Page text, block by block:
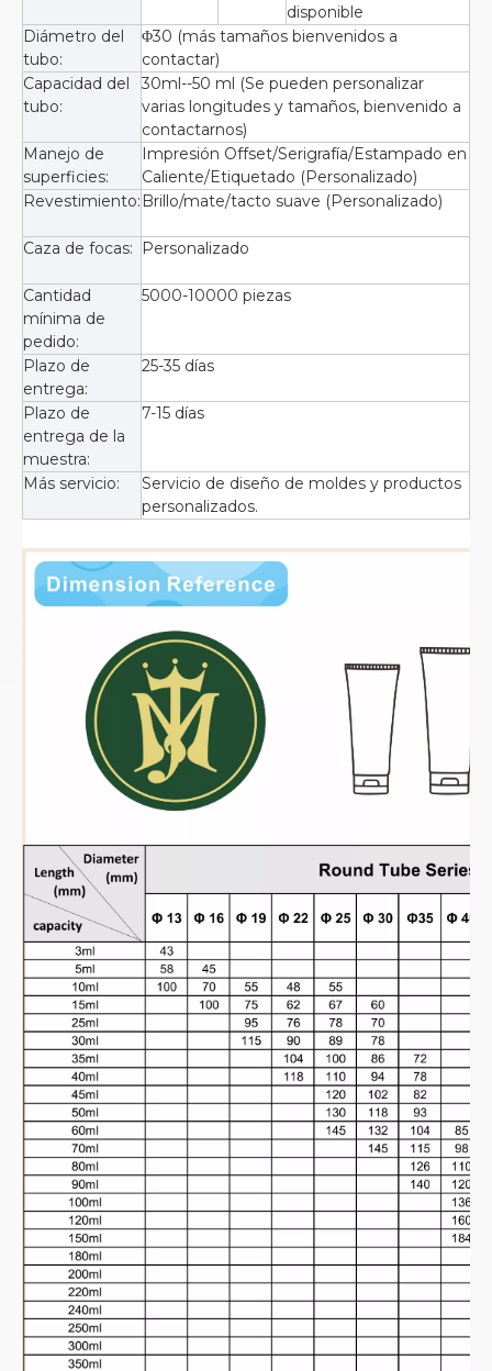
disponible
Diámetro del
tubo:
Φ30 (más tamaños bienvenidos a
contactar)
Capacidad del
tubo:
30ml--50 ml (Se pueden personalizar
varias longitudes y tamaños, bienvenido a
contactarnos)
Manejo de
superficies:
Impresión Offset/Serigrafía/Estampado en
Caliente/Etiquetado (Personalizado)
Revestimiento: Brillo/mate/tacto suave (Personalizado)
Caza de focas: Personalizado
Cantidad
mínima de
pedido:
5000-10000 piezas
Plazo de
entrega:
25-35 días
Plazo de
entrega de la
muestra:
7-15 días
Más servicio:
Servicio de diseño de moldes y productos
personalizados.